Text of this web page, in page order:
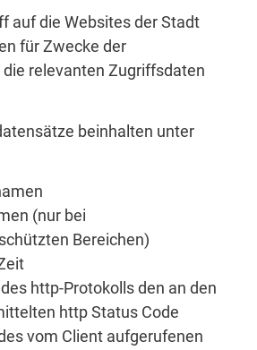
auf die Websites der Stadt
für Zwecke der
relevanten Zugriffsdaten
beinhalten unter
(nur bei
Bereichen)
http-Protokolls den an den
http Status Code
vom Client aufgerufenen